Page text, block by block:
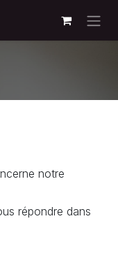
notre
répondre dans